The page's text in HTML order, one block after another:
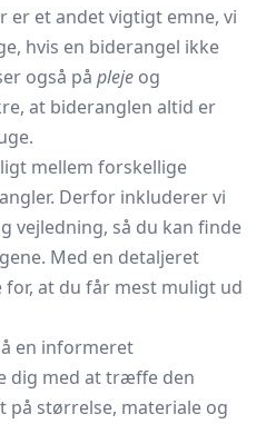
er et andet vigtigt emne, vi
hvis en biderangel ikke
også på pleje og
at bideranglen altid er
mellem forskellige
Derfor inkluderer vi
vejledning, så du kan finde
Med en detaljeret
for, at du får mest muligt ud
en informeret
dig med at træffe den
på størrelse, materiale og